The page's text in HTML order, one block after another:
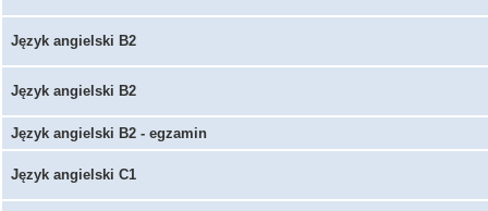
Język angielski B2
Język angielski B2
Język angielski B2 - egzamin
Język angielski C1